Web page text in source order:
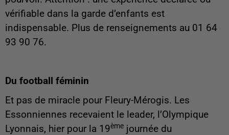
vérifiable dans la garde d’enfants est
indispensable. Plus de renseignements au 01 64
93 90 76.
Du football féminin
Et pas de miracle pour Fleury-Mérogis. Les
Essonniennes recevaient le leader, l’Olympique
Lyonnais, hier pour la 19ème journée du